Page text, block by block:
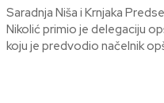
Saradnja Niša i Krnjaka Predsednik Skupštine grada Niša Darko
Nikolić primio je delegaciju